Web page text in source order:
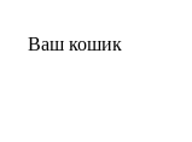
Ваш кошик